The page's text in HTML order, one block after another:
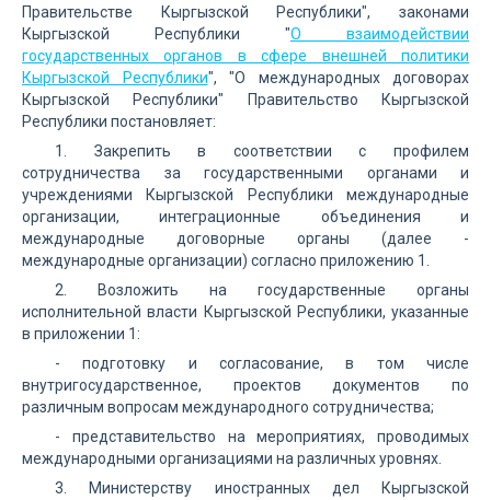
Правительстве Кыргызской Республики", законами
Кыргызской Республики "О взаимодействии
государственных органов в сфере внешней политики
Кыргызской Республики", "О международных договорах
Кыргызской Республики" Правительство Кыргызской
Республики постановляет:
1. Закрепить в соответствии с профилем
сотрудничества за государственными органами и
учреждениями Кыргызской Республики международные
организации, интеграционные объединения и
международные договорные органы (далее -
международные организации) согласно приложению 1.
2. Возложить на государственные органы
исполнительной власти Кыргызской Республики, указанные
в приложении 1:
- подготовку и согласование, в том числе
внутригосударственное, проектов документов по
различным вопросам международного сотрудничества;
- представительство на мероприятиях, проводимых
международными организациями на различных уровнях.
3. Министерству иностранных дел Кыргызской